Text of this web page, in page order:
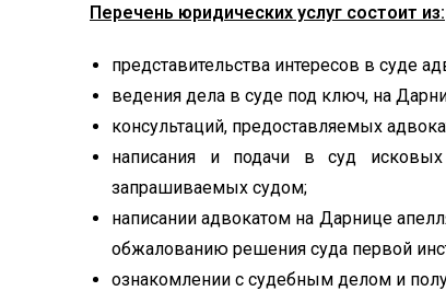
Перечень юридических услуг состоит из:
представительства интересов в суде
ведения дела в суде под ключ, на
консультаций, предоставляемых
написания и подачи в суд исковых
запрашиваемых судом;
написании адвокатом на Дарнице
обжалованию решения суда первой
ознакомлении с судебным делом и